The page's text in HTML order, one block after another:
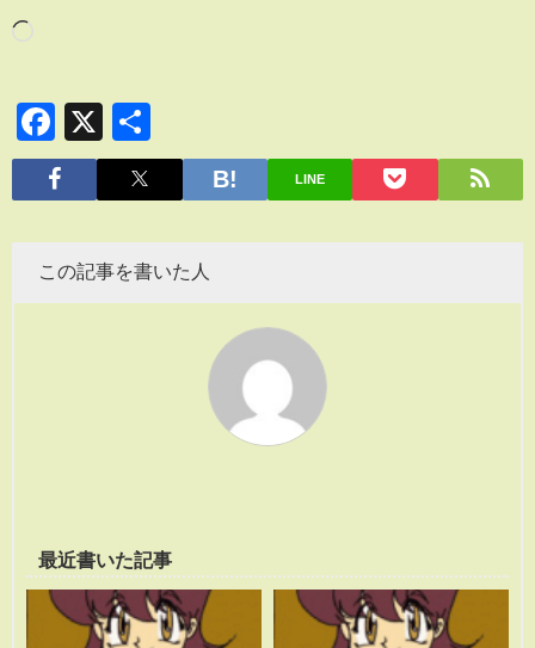
Facebook
X
有
LINE
この記事を書いた人
最近書いた記事